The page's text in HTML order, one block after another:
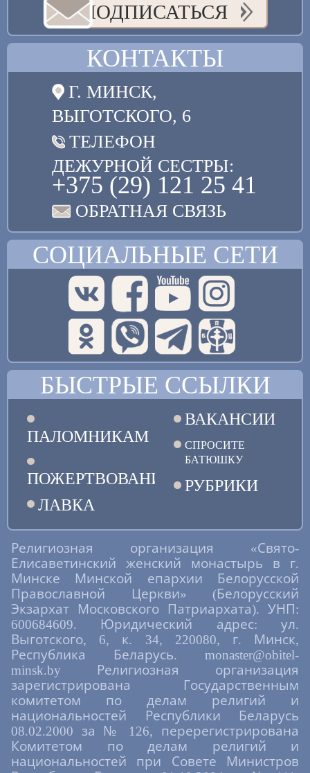
ПОДПИСАТЬСЯ
КОНТАКТЫ
Г. МИНСК,
ВЫГОТСКОГО, 6
ТЕЛЕФОН
ДЕЖУРНОЙ СЕСТРЫ:
+375 (29) 121 25 41
ОБРАТНАЯ СВЯЗЬ
СОЦИАЛЬНЫЕ СЕТИ
БЫСТРЫЕ ССЫЛКИ
ПАЛОМНИКАМ
ПОЖЕРТВОВАНИЯ
ЛАВКА
ВАКАНСИИ
СПРОСИТЕ
БАТЮШКУ
РУБРИКИ
Религиозная организация «Свято-
Елисаветинский женский монастырь в г.
Минске Минской епархии Белорусской
Православной Церкви» (Белорусский
Экзархат Московского Патриархата). УНП:
600684609. Юридический адрес: ул.
Выготского, 6, к. 34, 220080, г. Минск,
Республика Беларусь. monaster@obitel-
minsk.by Религиозная организация
зарегистрирована Государственным
комитетом по делам религий и
национальностей Республики Беларусь
08.02.2000 за № 126, перерегистрирована
Комитетом по делам религий и
национальностей при Совете Министров